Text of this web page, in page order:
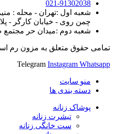
021-91302038
شعبه اول :تهران - محله :
چمن روی - خیابان کارگر - پلاک : 827 - طبقه
شعبه دوم :میدان حر مجتمع
تمامی حقوق متعلق به مزون رم
Telegram Instagram Whatsapp
منو سایت
دسته بندی ها
پوشاک زنانه
تیشرت زنانه
ست خانگی زنانه